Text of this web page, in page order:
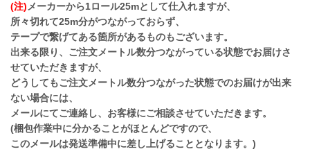
(注) メーカーから1ロール25mとして仕入れますが、
所々切れて25m分がつながっておらず、
テープで繋げてある箇所があるものもございます。
出来る限り、ご注文メートル数分つながっている状態でお届けさ
せていただきますが、
どうしてもご注文メートル数分つながった状態でのお届けが出来
ない場合には、
メールにてご連絡し、お客様にご相談させていただきます。
(梱包作業中に分かることがほとんどですので、
このメールは発送準備中に差し上げることとなります。)